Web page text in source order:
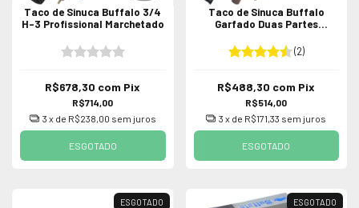
Taco de Sinuca Buffalo 3/4
H-3 Profissional Marchetado
R$714,00
R$678,30 com Pix
3 x de R$238,00 sem juros
ESGOTADO
Taco de Sinuca Buffalo
Garfado Duas Partes
(2)
R$514,00
R$488,30 com Pix
3 x de R$171,33 sem juros
ESGOTADO
ESGOTADO ESGOTADO